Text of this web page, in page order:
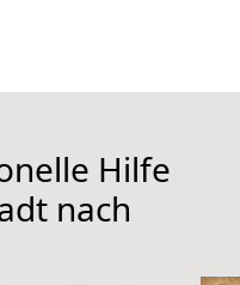
Hilfe
nach